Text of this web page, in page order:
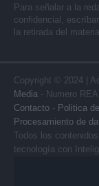
Para señalar a la
confidencial,
la retirada del
Copyright © 2024 |
Media - Numero
Contacto - Politica
Procesamiento de
Todos los
tecnología con